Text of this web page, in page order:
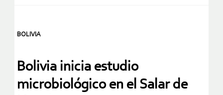
BOLIVIA
Bolivia inicia estudio
microbiológico en el Salar de